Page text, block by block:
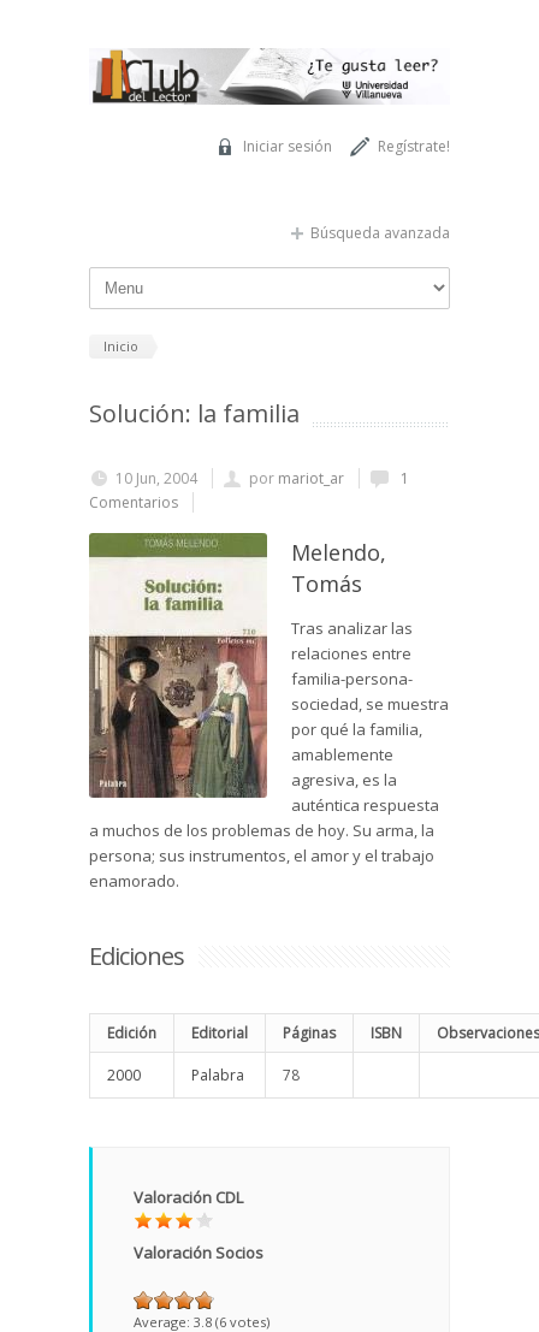
Regístrate!
Iniciar sesión
Búsqueda avanzada
Inicio
Solución: la familia
10 Jun, 2004 por mariot_ar
1
Comentarios
Melendo,
Tomás
Tras analizar las
relaciones entre
familia-persona-
sociedad, se muestra
por qué la familia,
amablemente
agresiva, es la
auténtica respuesta
a muchos de los problemas de hoy. Su arma, la
persona; sus instrumentos, el amor y el trabajo
enamorado.
Ediciones
Edición Editorial Páginas ISBN Observaciones
2000 Palabra 78
Valoración CDL
Valoración Socios
Average: 3.8 (6 votes)